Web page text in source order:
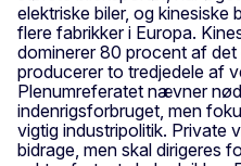
elektriske biler, og
flere fabrikker i Europa.
dominerer 80 procent af
producerer to tredjedele af
Plenumreferatet nævner
indenrigsforbruget, men
vigtig industripolitik. Private
bidrage, men skal dirigeres